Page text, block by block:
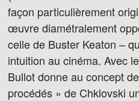
façon particulièrement
œuvre diamétralement
celle de Buster Keaton –
intuition au cinéma. Avec
Bullot donne au concept
procédés » de Chklovski